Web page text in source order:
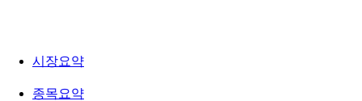
시장요약
종목요약